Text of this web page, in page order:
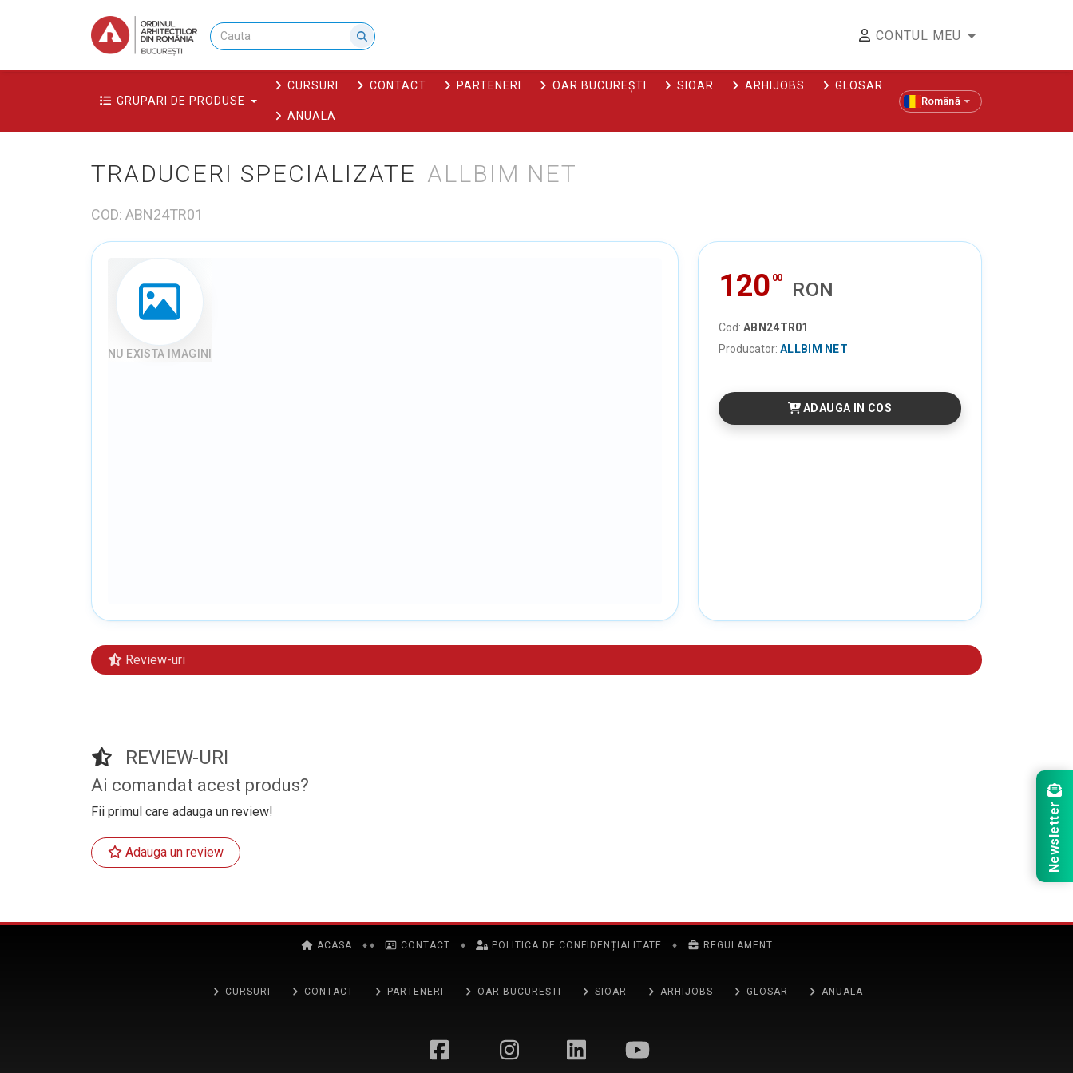
CONTUL MEU
GRUPARI DE PRODUSE
CURSURI CONTACT PARTENERI OAR BUCUREȘTI SIOAR ARHIJOBS GLOSAR
ANUALA
Română
TRADUCERI SPECIALIZATE ALLBIM NET
COD: ABN24TR01
NU EXISTA IMAGINI
120 00
RON
Cod: ABN24TR01
Producator: ALLBIM NET
ADAUGA IN COS
Review-uri
REVIEW-URI
Ai comandat acest produs?
Fii primul care adauga un review!
Adauga un review
ACASA ♦ ♦ CONTACT ♦ POLITICA DE CONFIDENȚIALITATE ♦ REGULAMENT
CURSURI CONTACT PARTENERI OAR BUCUREȘTI SIOAR ARHIJOBS GLOSAR ANUALA
Newsletter